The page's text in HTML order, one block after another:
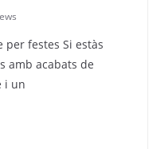
per festes Si estàs
amb acabats de
i un